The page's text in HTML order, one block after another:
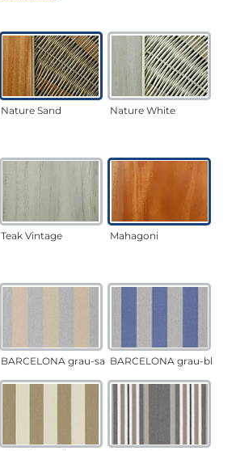
Nature Sand Nature White
Teak Vintage Mahagoni
BARCELONA grau-sandBARCELONA grau-blau